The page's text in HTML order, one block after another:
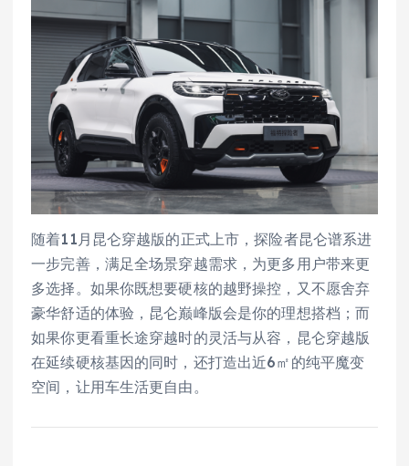
随着11月昆仑穿越版的正式上市，探险者昆仑谱系进
一步完善，满足全场景穿越需求，为更多用户带来更
多选择。如果你既想要硬核的越野操控，又不愿舍弃
豪华舒适的体验，昆仑巅峰版会是你的理想搭档；而
如果你更看重长途穿越时的灵活与从容，昆仑穿越版
在延续硬核基因的同时，还打造出近6㎡的纯平魔变
空间，让用车生活更自由。